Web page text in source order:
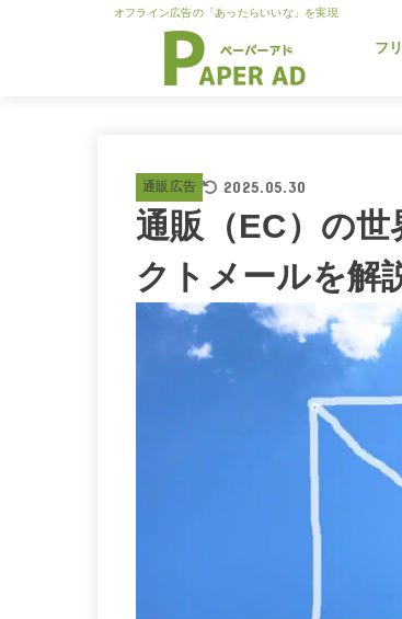
オフライン広告の「あったらいいな」を実現
フ
通販広告 2025.05.30
通販（EC）の
クトメールを解